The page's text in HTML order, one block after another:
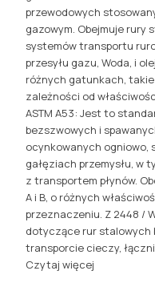
przewodowych
gazowym. Obejmuje rury
systemów transportu
przesyłu gazu, Woda, i
różnych gatunkach, takie
zależności od
ASTM A53: Jest to
bezszwowych i
ocynkowanych ogniowo,
gałęziach przemysłu, w
z transportem płynów.
A i B, o różnych
przeznaczeniu. Z 2448 /
dotyczące rur stalowych
transporcie cieczy,
Czytaj więcej